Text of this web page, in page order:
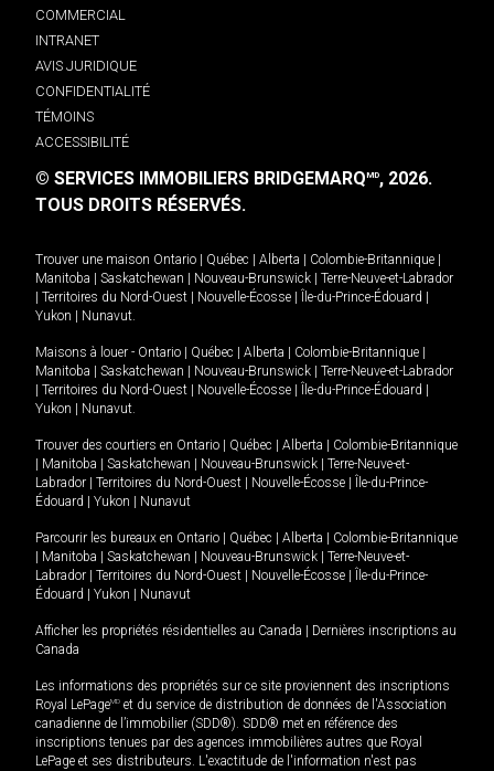
COMMERCIAL
INTRANET
AVIS JURIDIQUE
CONFIDENTIALITÉ
TÉMOINS
ACCESSIBILITÉ
© SERVICES IMMOBILIERS BRIDGEMARQMD, 2026.
TOUS DROITS RÉSERVÉS.
Trouver une maison Ontario Québec Alberta Colombie-Britannique
Manitoba
Saskatchewan Nouveau-Brunswick
Terre-Neuve-et-Labrador
Territoires du Nord-Ouest Nouvelle-Écosse Île-du-Prince-Édouard
Yukon
Nunavut.
Maisons à louer - Ontario Québec Alberta Colombie-Britannique
Manitoba
Saskatchewan Nouveau-Brunswick
Terre-Neuve-et-Labrador
Territoires du Nord-Ouest Nouvelle-Écosse Île-du-Prince-Édouard
Yukon
Nunavut.
Trouver des courtiers en Ontario Québec Alberta
Colombie-Britannique
Manitoba Saskatchewan Nouveau-Brunswick
Terre-Neuve-et-
Labrador
Territoires du Nord-Ouest Nouvelle-Écosse
Île-du-Prince-
Édouard
Yukon Nunavut
Parcourir les bureaux en Ontario Québec Alberta
Colombie-Britannique
Manitoba Saskatchewan Nouveau-Brunswick
Terre-Neuve-et-
Labrador
Territoires du Nord-Ouest Nouvelle-Écosse
Île-du-Prince-
Édouard
Yukon Nunavut
Afficher les propriétés résidentielles au Canada
Dernières inscriptions au
Canada
Les informations des propriétés sur ce site proviennent des inscriptions
Royal LePageMD et du service de distribution de données de l'Association
canadienne de l’immobilier (SDD®). SDD® met en référence des
inscriptions tenues par des agences immobilières autres que Royal
LePage et ses distributeurs. L'exactitude de l'information n'est pas